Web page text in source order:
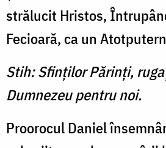
strălucit Hristos,
Fecioară, ca un
Stih: Sfinţilor Părinţi,
Dumnezeu pentru noi.
Proorocul Daniel